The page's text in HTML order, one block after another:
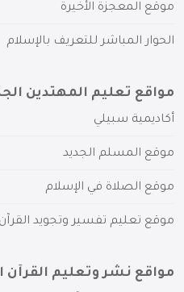
موقع المعجزة الأخيرة
الحوار المباشر للتعريف بالإسلام
مواقع تعليم المهتدين
أكاديمية سبيلي
موقع المسلم الجديد
موقع الصلاة في الإسلام
موقع تعليم تفسير وتجويد القرآن
مواقع نشر وتعليم القرآن